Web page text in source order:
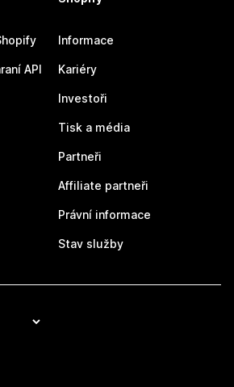
API
Informace
Kariéry
Investoři
Tisk a média
Partneři
Affiliate partneři
Právní informace
Stav služby